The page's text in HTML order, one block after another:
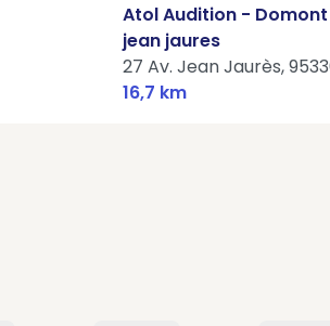
Atol Audition -
jean jaures
27 Av. Jean Jaurès,
16,7 km